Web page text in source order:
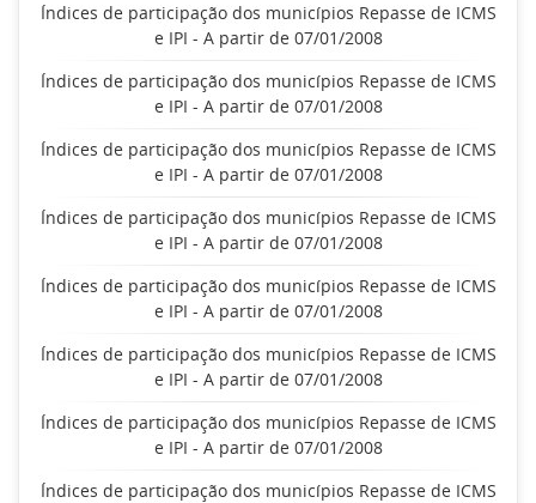
Índices de participação dos municípios Repasse de ICMS
e IPI - A partir de 07/01/2008
Índices de participação dos municípios Repasse de ICMS
e IPI - A partir de 07/01/2008
Índices de participação dos municípios Repasse de ICMS
e IPI - A partir de 07/01/2008
Índices de participação dos municípios Repasse de ICMS
e IPI - A partir de 07/01/2008
Índices de participação dos municípios Repasse de ICMS
e IPI - A partir de 07/01/2008
Índices de participação dos municípios Repasse de ICMS
e IPI - A partir de 07/01/2008
Índices de participação dos municípios Repasse de ICMS
e IPI - A partir de 07/01/2008
Índices de participação dos municípios Repasse de ICMS